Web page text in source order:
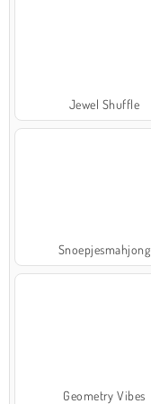
Jewel Shuffle
Snoepjesmahjong
Geometry Vibes